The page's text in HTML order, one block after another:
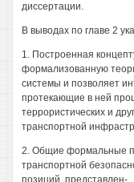
диссертации.
В выводах по главе 2
1. Построенная
формализованную
системы и позволяет
протекающие в ней
террористических и
транспортной
2. Общие формальные
транспортной
позиций, представлен-